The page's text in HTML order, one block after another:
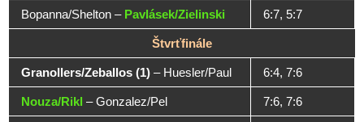
Bopanna/Shelton – Pavlásek/Zielinski 6:7, 5:7
Štvrťfinále
Granollers/Zeballos (1) – Huesler/Paul 6:4, 7:6
Nouza/Rikl –Gonzalez/Pel 7:6, 7:6